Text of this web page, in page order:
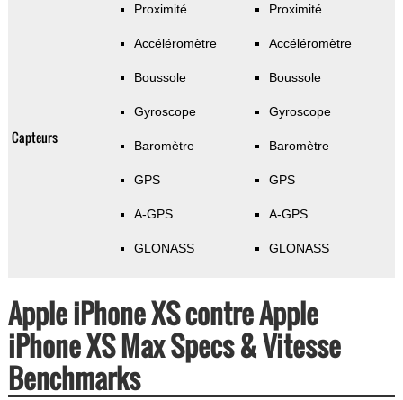
Capteurs
Proximité
Accéléromètre
Boussole
Gyroscope
Baromètre
GPS
A-GPS
GLONASS
Proximité
Accéléromètre
Boussole
Gyroscope
Baromètre
GPS
A-GPS
GLONASS
Apple iPhone XS contre Apple
iPhone XS Max Specs & Vitesse
Benchmarks